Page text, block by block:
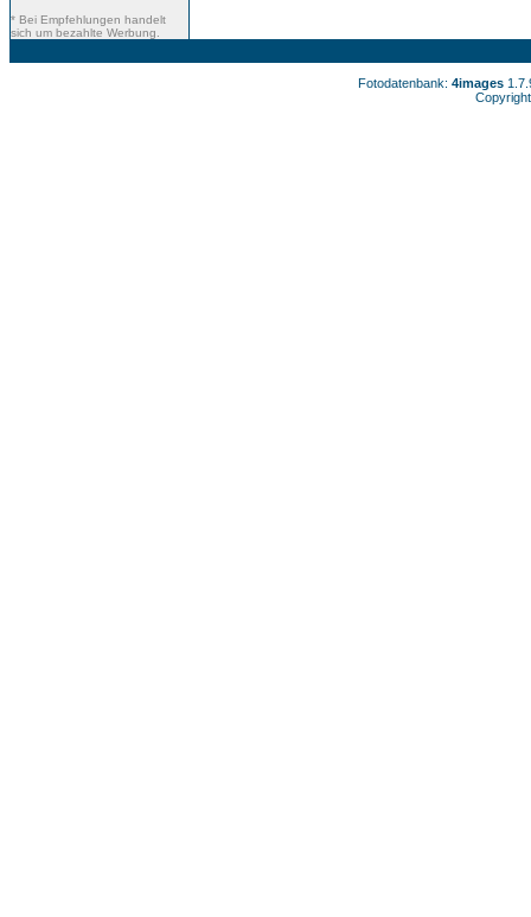
* Bei Empfehlungen handelt
sich um bezahlte Werbung.
Fotodatenbank: 4images